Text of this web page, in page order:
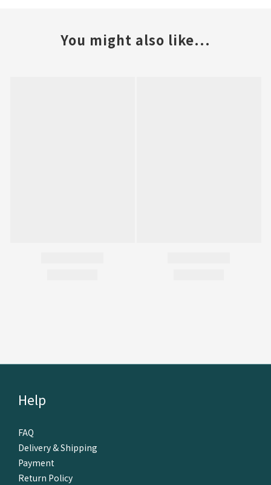
You might also like...
Help
FAQ
Delivery & Shipping
Payment
Return Policy